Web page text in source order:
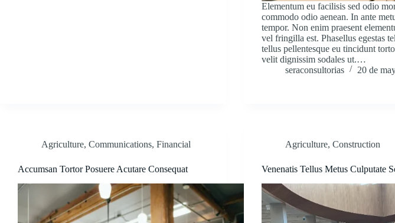
Elementum eu facilisis sed odio
commodo odio aenean. In ante
tempor. Non enim praesent
vel fringilla est. Phasellus egestas
tellus pellentesque eu tincidunt
velit dignissim sodales ut.…
seraconsultorias
20 de
Agriculture, Communications, Financial
Accumsan Tortor Posuere Acutare Consequat
Agriculture,Construction
Venenatis Tellus Metus Culputate